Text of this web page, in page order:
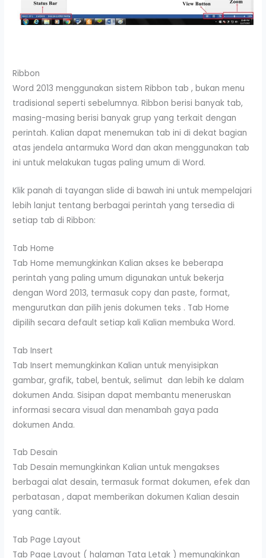
Ribbon
Word 2013 menggunakan sistem Ribbon tab , bukan menu
tradisional seperti sebelumnya. Ribbon berisi banyak tab,
masing-masing berisi banyak grup yang terkait dengan
perintah. Kalian dapat menemukan tab ini di dekat bagian
atas jendela antarmuka Word dan akan menggunakan tab
ini untuk melakukan tugas paling umum di Word.
Klik panah di tayangan slide di bawah ini untuk mempelajari
lebih lanjut tentang berbagai perintah yang tersedia di
setiap tab di Ribbon:
Tab Home
Tab Home memungkinkan Kalian akses ke beberapa
perintah yang paling umum digunakan untuk bekerja
dengan Word 2013, termasuk copy dan paste, format,
mengurutkan dan pilih jenis dokumen teks . Tab Home
dipilih secara default setiap kali Kalian membuka Word.
Tab Insert
Tab Insert memungkinkan Kalian untuk menyisipkan
gambar, grafik, tabel, bentuk, selimut dan lebih ke dalam
dokumen Anda. Sisipan dapat membantu meneruskan
informasi secara visual dan menambah gaya pada
dokumen Anda.
Tab Desain
Tab Desain memungkinkan Kalian untuk mengakses
berbagai alat desain, termasuk format dokumen, efek dan
perbatasan , dapat memberikan dokumen Kalian desain
yang cantik.
Tab Page Layout
Tab Page Layout ( halaman Tata Letak ) memungkinkan